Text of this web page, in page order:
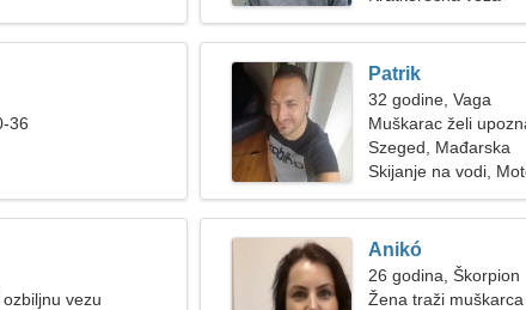
36
Patrik
32 godine, Vaga
Muškarac želi
Szeged, Mađarska
Skijanje na vodi,
vezu
Anikó
26 godina, Škorpion
Žena traži